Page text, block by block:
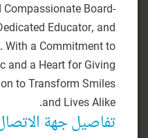
Board-
Educator, and
With a Commitment to
and a Heart for Giving
to Transform Smiles
and Lives Alike.
تفاصيل جهة